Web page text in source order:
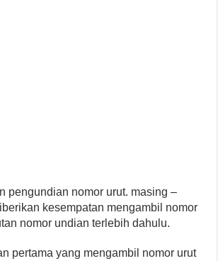
pengundian nomor urut. masing –
kesempatan mengambil nomor
nomor undian terlebih dahulu.
pertama yang mengambil nomor urut